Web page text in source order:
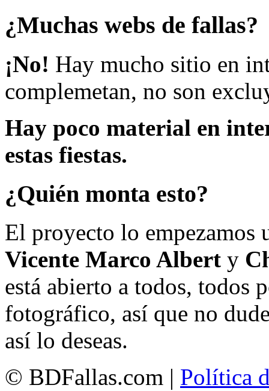
¿Muchas webs de fallas?
¡No! Hay mucho sitio en
complemetan, no son
Hay poco material en
estas fiestas.
¿Quién monta esto?
El proyecto lo empezamos
Vicente Marco Albert y
está abierto a todos, todos
fotográfico, así que no
así lo deseas.
© BDFallas.com | Política